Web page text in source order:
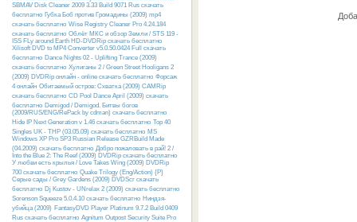
SBMAV Disk Cleaner 2009 3.33 Build 9071 Rus скачать
бесплатно Губка Боб против Громадины (2009) mp4
скачать бесплатно Wise Registry Cleaner Pro 4.24.184
скачать бесплатно Облёт МКС и обзор Земли / STS 119 -
ISS FLy around Earth HD-DVDRip скачать бесплатно
Xilisoft DVD to MP4 Converter v5.0.50.0424 Full скачать
бесплатно Dance Nights 02 - Uplifting Trance (2009)
скачать бесплатно Хулиганы 2 / Green Street Hooligans 2
(2009) DVDRip онлайн - online скачать бесплатно Форсаж
4 онлайн Обитаемый остров: Схватка (2009) CAMRip
скачать бесплатно CD Pool Dance April (2009) скачать
бесплатно Demigod / Demigod. Битвы богов
(2009/RUS/ENG/RePack by cdman) скачать бесплатно
Hide IP Next Generation v 1.46 скачать бесплатно Top 40
Singles UK - THP (03.05.09) скачать бесплатно MS
Windows XP Pro SP3 Russian Release GZRBuild Made
(04.2009) скачать бесплатно Добро пожаловать в рай! 2 /
Into the Blue 2: The Reef (2009) DVDRip скачать бесплатно
У любви есть крылья / Love Takes Wing (2009) DVDRip
700 скачать бесплатно Quake Trilogy (Eng/Action) {P}
Серые сады / Grey Gardens (2009) DVDScr скачать
бесплатно Dj Kustov - UNrelax 2 (2009) скачать бесплатно
Sorenson Squeeze 5.0.4.10 скачать бесплатно Ниндзя-
убийца (2009) FantasyDVD Player Platinum 9.7.2 Build 0409
Rus скачать бесплатно Agnitum Outpost Security Suite Pro